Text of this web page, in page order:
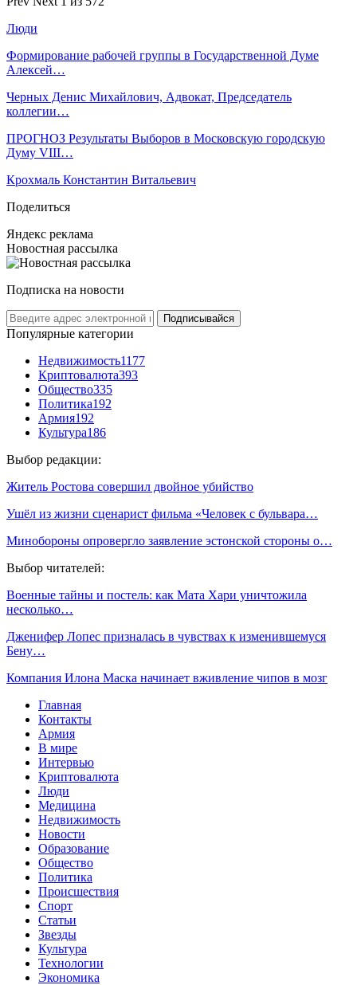
Люди
Формирование рабочей группы в Государственной Думе
Алексей…
Черных Денис Михайлович, Адвокат, Председатель
коллегии…
ПРОГНОЗ Результаты Выборов в Московскую городскую
Думу VIII…
Крохмаль Константин Витальевич
Поделиться
Яндекс реклама
Новостная рассылка
Подписка на новости
Подписывайся
Популярные категории
Недвижимость1177
Криптовалюта393
Общество335
Политика192
Армия192
Культура186
Выбор редакции:
Житель Ростова совершил двойное убийство
Ушёл из жизни сценарист фильма «Человек с бульвара…
Минобороны опровергло заявление эстонской стороны о…
Выбор читателей:
Военные тайны и постель: как Мата Хари уничтожила
несколько…
Дженифер Лопес призналась в чувствах к изменившемуся
Бену…
Компания Илона Маска начинает вживление чипов в мозг
Главная
Контакты
Армия
В мире
Интервью
Криптовалюта
Люди
Медицина
Недвижимость
Новости
Образование
Общество
Политика
Происшествия
Спорт
Статьи
Звезды
Культура
Технологии
Экономика